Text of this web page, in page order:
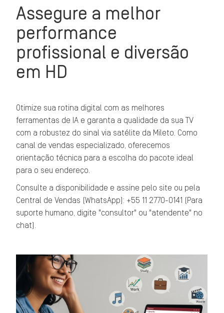
Assegure a melhor
performance
profissional e diversão
em HD
Otimize sua rotina digital com as melhores
ferramentas de IA e garanta a qualidade da sua TV
com a robustez do sinal via satélite da Mileto. Como
canal de vendas especializado, oferecemos
orientação técnica para a escolha do pacote ideal
para o seu endereço.
Consulte a disponibilidade e assine pelo site ou pela
Central de Vendas (WhatsApp): +55 11 2770-0141 (Para
suporte humano, digite "consultor" ou "atendente" no
chat).